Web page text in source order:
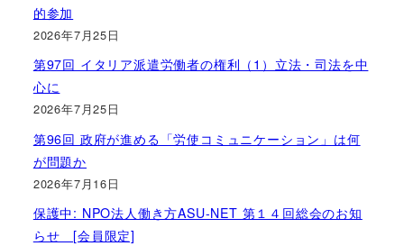
的参加
2026年7月25日
第97回 イタリア派遣労働者の権利（1）立法・司法を中
心に
2026年7月25日
第96回 政府が進める「労使コミュニケーション」は何
が問題か
2026年7月16日
保護中: NPO法人働き方ASU-NET 第１４回総会のお知
らせ [会員限定]